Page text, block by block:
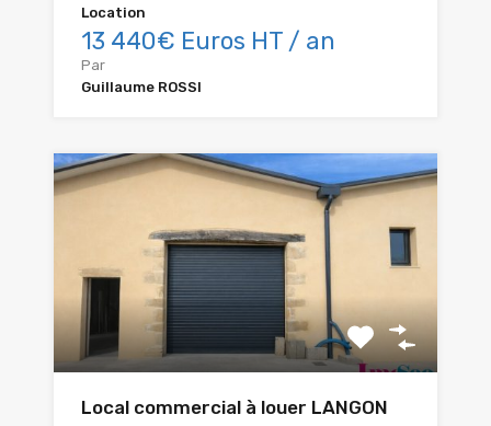
Location
13 440€ Euros HT / an
Par
Guillaume ROSSI
Local commercial à louer LANGON